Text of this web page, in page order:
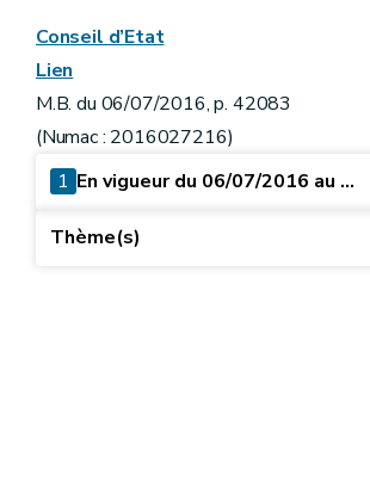
Conseil d’Etat
Lien
M.B. du 06/07/2016, p. 42083
(Numac : 2016027216)
1 En vigueur du 06/07/2016 au ...
Thème(s)